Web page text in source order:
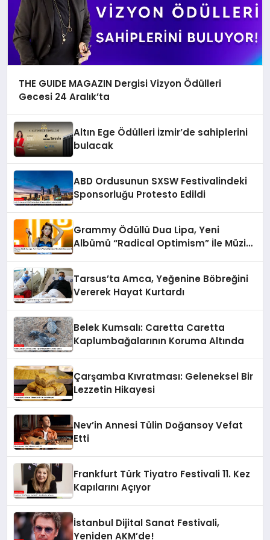
THE GUIDE MAGAZIN Dergisi Vizyon Ödülleri
Gecesi 24 Aralık’ta
Altın Ege Ödülleri İzmir’de sahiplerini
bulacak
ABD Ordusunun SXSW Festivalindeki
Sponsorluğu Protesto Edildi
Grammy Ödüllü Dua Lipa, Yeni
Albümü “Radical Optimism” İle Müzik
Tarsus’ta Amca, Yeğenine Böbreğini
Vererek Hayat Kurtardı
Belek Kumsalı: Caretta Caretta
Kaplumbağalarının Koruma Altında
Çarşamba Kıvratması: Geleneksel Bir
Lezzetin Hikayesi
Nev’in Annesi Tülin Doğansoy Vefat
Etti
Frankfurt Türk Tiyatro Festivali 11. Kez
Kapılarını Açıyor
İstanbul Dijital Sanat Festivali,
Yeniden AKM’de!